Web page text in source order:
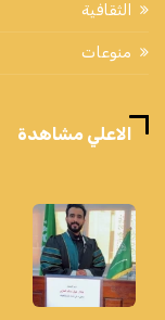
الثقافية
منوعات
الاعلي مشاهدة